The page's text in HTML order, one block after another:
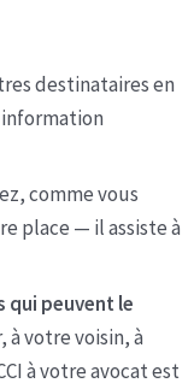
destinataires en
information
comme vous
place — il assiste à
qui peuvent le
votre voisin, à
à votre avocat est